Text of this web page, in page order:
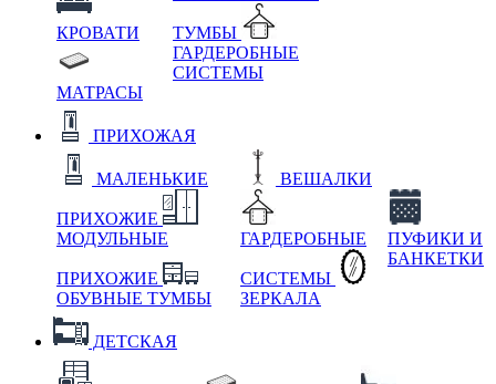
КРОВАТИ
МАТРАСЫ
ТУМБЫ
ГАРДЕРОБНЫЕ
СИСТЕМЫ
ПРИХОЖАЯ
МАЛЕНЬКИЕ
ПРИХОЖИЕ
МОДУЛЬНЫЕ
ПРИХОЖИЕ
ОБУВНЫЕ ТУМБЫ
ВЕШАЛКИ
ГАРДЕРОБНЫЕ
СИСТЕМЫ
ЗЕРКАЛА
ПУФИКИ И
БАНКЕТКИ
ДЕТСКАЯ